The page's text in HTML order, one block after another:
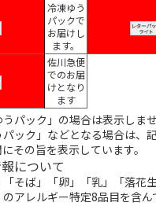
冷凍ゆう
パックで
お届けし
ます。
佐川急便
でのお届
けとなり
ます
パック」の場合は表示しま
ック」などとなる場合は、
その旨を表示しています。
について
そば」「卵」「乳」「落花
アレルギー特定8品目を含